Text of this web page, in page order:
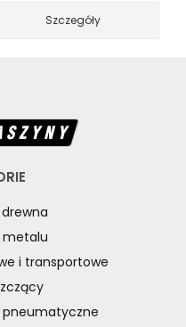
Szczegóły
metalu
i transportowe
pneumatyczne